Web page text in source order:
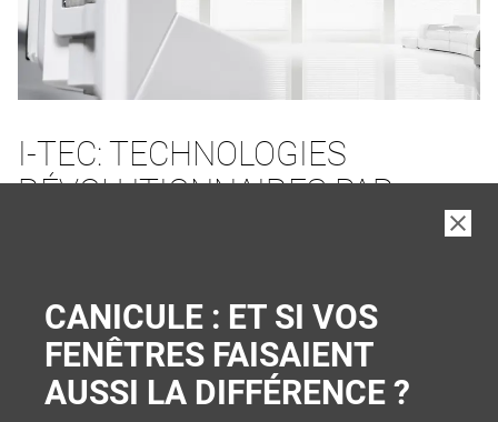
I-TEC: TECHNOLOGIES
RÉVOLUTIONNAIRES PAR
CANICULE : ET SI VOS
FENÊTRES FAISAIENT
AUSSI LA DIFFÉRENCE ?